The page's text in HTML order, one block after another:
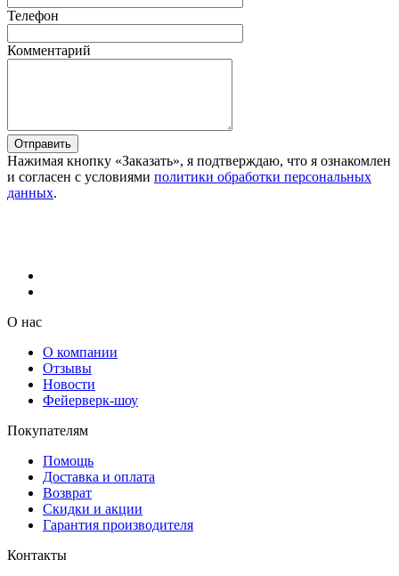
Телефон
Комментарий
Отправить
Нажимая кнопку «Заказать», я подтверждаю, что я ознакомлен
и согласен с условиями политики обработки персональных
данных.
О нас
О компании
Отзывы
Новости
Фейерверк-шоу
Покупателям
Помощь
Доставка и оплата
Возврат
Скидки и акции
Гарантия производителя
Контакты